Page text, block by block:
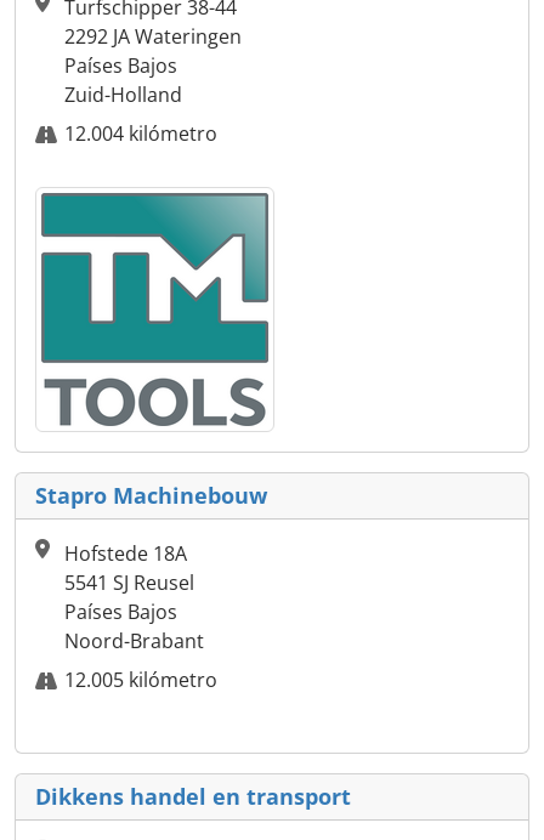
Turfschipper 38-44
2292 JA Wateringen
Países Bajos
Zuid-Holland
12.004 kilómetro
Stapro Machinebouw
Hofstede 18A
5541 SJ Reusel
Países Bajos
Noord-Brabant
12.005 kilómetro
Dikkens handel en transport